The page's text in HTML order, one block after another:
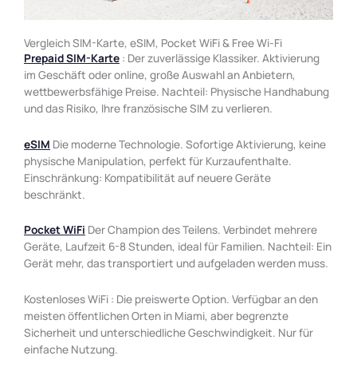
Vergleich SIM-Karte, eSIM, Pocket WiFi & Free Wi-Fi
Prepaid SIM-Karte : Der zuverlässige Klassiker. Aktivierung
im Geschäft oder online, große Auswahl an Anbietern,
wettbewerbsfähige Preise. Nachteil: Physische Handhabung
und das Risiko, Ihre französische SIM zu verlieren.
eSIM Die moderne Technologie. Sofortige Aktivierung, keine
physische Manipulation, perfekt für Kurzaufenthalte.
Einschränkung: Kompatibilität auf neuere Geräte
beschränkt.
Pocket WiFi Der Champion des Teilens. Verbindet mehrere
Geräte, Laufzeit 6-8 Stunden, ideal für Familien. Nachteil: Ein
Gerät mehr, das transportiert und aufgeladen werden muss.
Kostenloses WiFi : Die preiswerte Option. Verfügbar an den
meisten öffentlichen Orten in Miami, aber begrenzte
Sicherheit und unterschiedliche Geschwindigkeit. Nur für
einfache Nutzung.